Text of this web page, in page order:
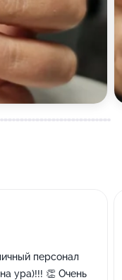
персонал
ура)!!! 👏 Очень